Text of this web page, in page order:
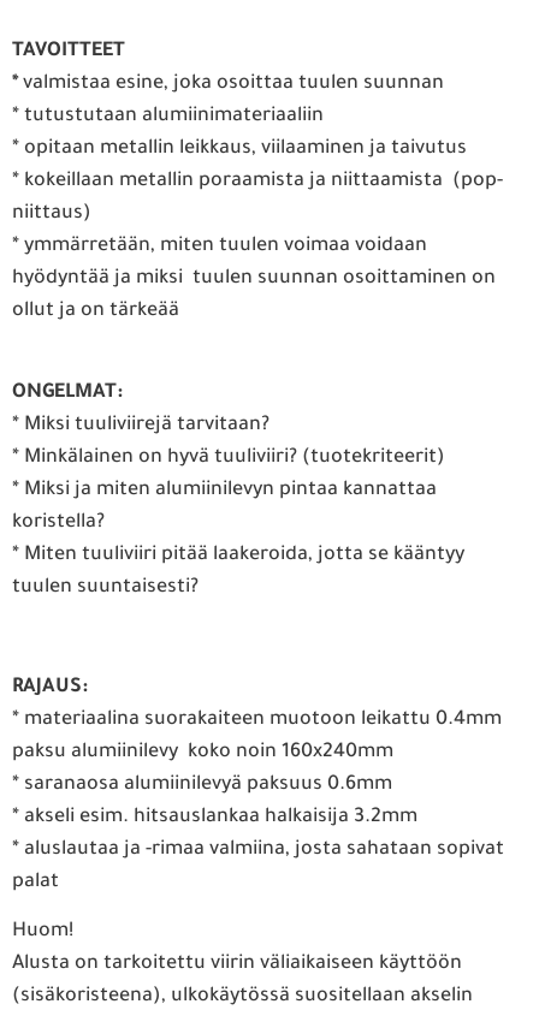
TAVOITTEET
*valmistaa esine, joka osoittaa tuulen suunnan
* tutustutaan alumiinimateriaaliin
* opitaan metallin leikkaus, viilaaminen ja taivutus
* kokeillaan metallin poraamista ja niittaamista (pop-
niittaus)
* ymmärretään, miten tuulen voimaa voidaan
hyödyntää ja miksi tuulen suunnan osoittaminen on
ollut ja on tärkeää
ONGELMAT:
* Miksi tuuliviirejä tarvitaan?
* Minkälainen on hyvä tuuliviiri? (tuotekriteerit)
* Miksi ja miten alumiinilevyn pintaa kannattaa
koristella?
* Miten tuuliviiri pitää laakeroida, jotta se kääntyy
tuulen suuntaisesti?
RAJAUS:
* materiaalina suorakaiteen muotoon leikattu 0.4mm
paksu alumiinilevy koko noin 160x240mm
* saranaosa alumiinilevyä paksuus 0.6mm
* akseli esim. hitsauslankaa halkaisija 3.2mm
* aluslautaa ja -rimaa valmiina, josta sahataan sopivat
palat
Huom!
Alusta on tarkoitettu viirin väliaikaiseen käyttöön
(sisäkoristeena), ulkokäytössä suositellaan akselin